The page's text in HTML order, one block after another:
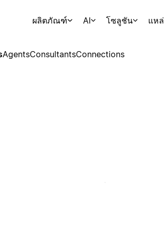
ผลิตภัณฑ์ AI โซลูชัน แห
AgentsConsultantsConnections